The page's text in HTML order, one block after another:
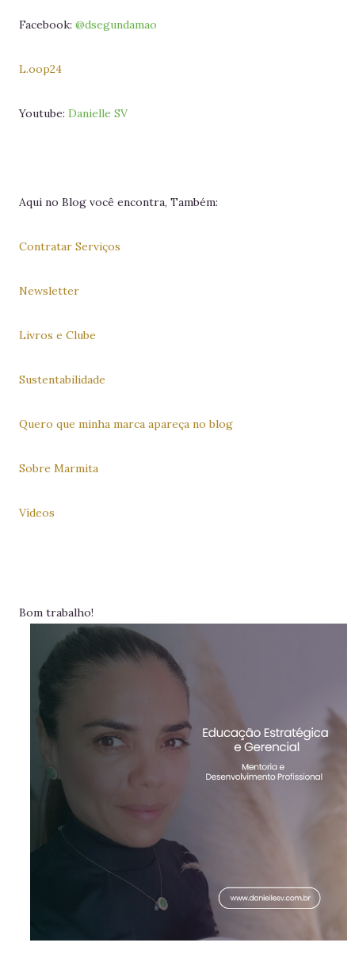
Facebook: @dsegundamao
L.oop24
Youtube: Danielle SV
Aqui no Blog você encontra, Também:
Contratar Serviços
Newsletter
Livros e Clube
Sustentabilidade
Quero que minha marca apareça no blog
Sobre Marmita
Vídeos
Bom trabalho!